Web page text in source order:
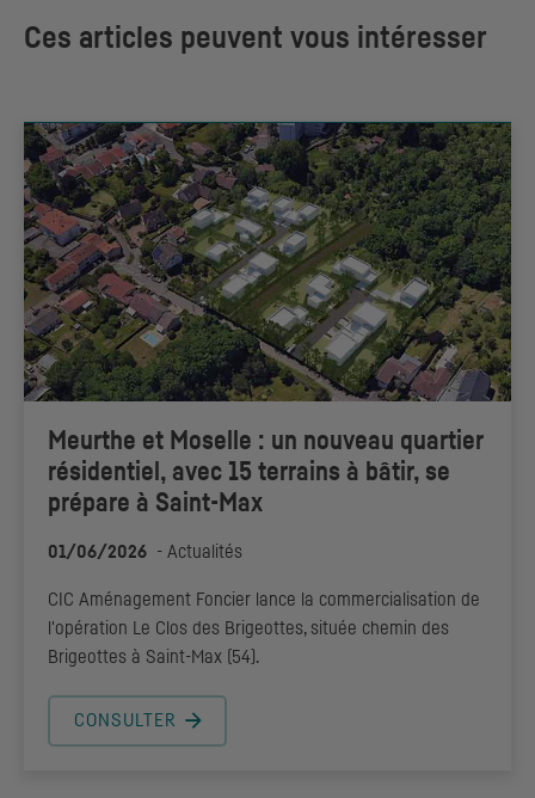
Ces articles peuvent vous intéresser
Meurthe et Moselle : un nouveau quartier
résidentiel, avec 15 terrains à bâtir, se
prépare à Saint-Max
01/06/2026 - Actualités
CIC Aménagement Foncier lance la commercialisation de
l'opération Le Clos des Brigeottes, située chemin des
Brigeottes à Saint-Max (54).
CONSULTER